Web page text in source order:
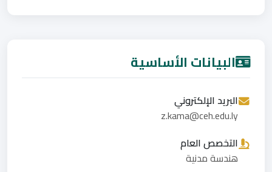
البيانات الأساسية
البريد الإلكتروني
z.kama@ceh.edu.ly
التخصص العام
هندسة مدنية